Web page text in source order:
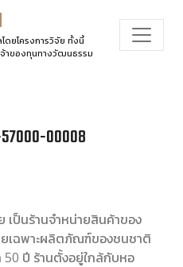
ดยโครงการวิจัย ทั้งนี้
าของทุนทางวัฒนธรรม
00008
เป็นร้านจำหน่ายสินค้าของ
เฉพาะผลิตภัณฑ์ของชนชาติ
ปี ร้านตั้งอยู่ใกล้กับหอ